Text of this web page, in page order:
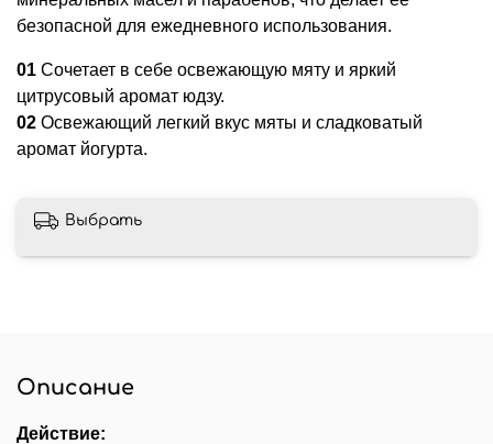
безопасной для ежедневного использования.
01 Сочетает в себе освежающую мяту и яркий
цитрусовый аромат юдзу.
02 Освежающий легкий вкус мяты и сладковатый
аромат йогурта.
Выбрать
Описание
Действие: